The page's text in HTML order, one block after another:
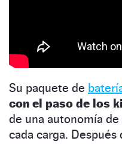
Su paquete de
con el paso de los
de una autonomía
cada carga. Después